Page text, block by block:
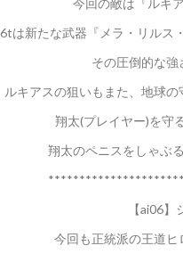
今回の敵は『ルキ
は新たな武器『メラ・リルス
その圧倒的な強
ルキアスの狙いもまた、地球
翔太(プレイヤー)を守
翔太のペニスをしゃぶ
【ai06
今回も正統派の王道ヒ